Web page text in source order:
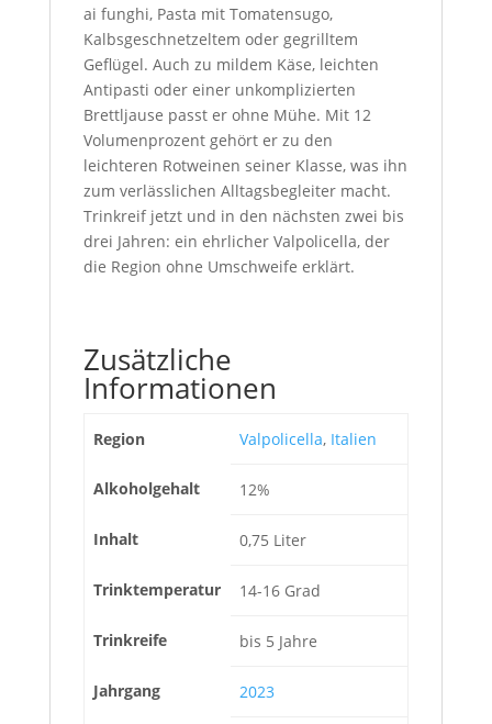
ai funghi, Pasta mit Tomatensugo,
Kalbsgeschnetzeltem oder gegrilltem
Geflügel. Auch zu mildem Käse, leichten
Antipasti oder einer unkomplizierten
Brettljause passt er ohne Mühe. Mit 12
Volumenprozent gehört er zu den
leichteren Rotweinen seiner Klasse, was ihn
zum verlässlichen Alltagsbegleiter macht.
Trinkreif jetzt und in den nächsten zwei bis
drei Jahren: ein ehrlicher Valpolicella, der
die Region ohne Umschweife erklärt.
Zusätzliche
Informationen
Region Valpolicella, Italien
Alkoholgehalt 12%
Inhalt 0,75 Liter
Trinktemperatur 14-16 Grad
Trinkreife bis 5 Jahre
Jahrgang 2023